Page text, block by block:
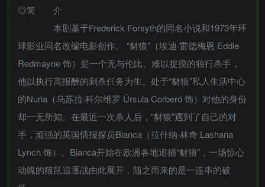
◎简 介
本剧基于Frederick Forsyth的同名小说和1973年环
球影业同名改编电影创作。 “豺狼”（埃迪·雷德梅恩 Eddie
Redmayne 饰）是一个无与伦比、难以捉摸的独行杀手，
他以执行高报酬的刺杀任务为生。处于“豺狼”私人生活中心
的Nuria（乌苏拉·科尔维罗 Úrsula Corberó 饰）对他的身份
却一无所知。在最近一次杀人后，“豺狼”遇到了自己的对
手，顽强的英国情报探员Bianca（拉什纳·林奇 Lashana
Lynch 饰）。Bianca开始在欧洲各地追捕“豺狼”，一场惊心
动魄的猫鼠追逐战由此展开，随之而来的是一连串的破